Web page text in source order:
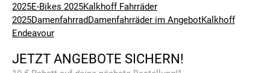
2025E-Bikes 2025Kalkhoff Fahrräder
2025DamenfahrradDamenfahrräder im AngebotKalkhoff
Endeavour
JETZT ANGEBOTE SICHERN!